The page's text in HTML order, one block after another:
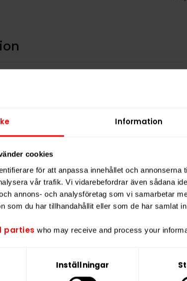
Information
cookies
för att anpassa innehållet och annonserna
vår trafik. Vi vidarebefordrar även sådana
annons- och analysföretag som vi samarbetar
som du har tillhandahållit eller som de har samlat
parties who may receive and process your
Inställningar